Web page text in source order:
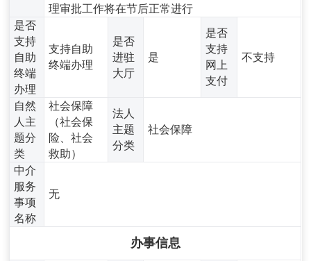
理审批工作将在节后正常进行
是否
支持
自助
终端
办理
支持自助
终端办理
是否
进驻
大厅
是
是否
支持
网上
支付
不支持
自然
人主
题分
类
社会保障
（社会保
险、社会
救助）
法人
主题
分类
社会保障
中介
服务
事项
名称
无
办事信息